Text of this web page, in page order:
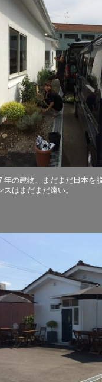
年の建物、まだまだ日本を
スはまだまだ遠い。